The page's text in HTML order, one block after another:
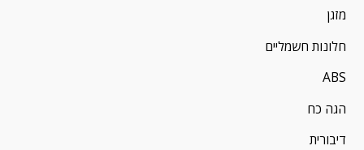
מזגן
חלונות חשמליים
ABS
הגה כח
דיבורית